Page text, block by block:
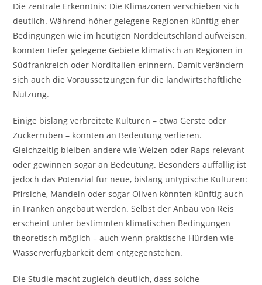
Die zentrale Erkenntnis: Die Klimazonen verschieben sich
deutlich. Während höher gelegene Regionen künftig eher
Bedingungen wie im heutigen Norddeutschland aufweisen,
könnten tiefer gelegene Gebiete klimatisch an Regionen in
Südfrankreich oder Norditalien erinnern. Damit verändern
sich auch die Voraussetzungen für die landwirtschaftliche
Nutzung.
Einige bislang verbreitete Kulturen – etwa Gerste oder
Zuckerrüben – könnten an Bedeutung verlieren.
Gleichzeitig bleiben andere wie Weizen oder Raps relevant
oder gewinnen sogar an Bedeutung. Besonders auffällig ist
jedoch das Potenzial für neue, bislang untypische Kulturen:
Pfirsiche, Mandeln oder sogar Oliven könnten künftig auch
in Franken angebaut werden. Selbst der Anbau von Reis
erscheint unter bestimmten klimatischen Bedingungen
theoretisch möglich – auch wenn praktische Hürden wie
Wasserverfügbarkeit dem entgegenstehen.
Die Studie macht zugleich deutlich, dass solche